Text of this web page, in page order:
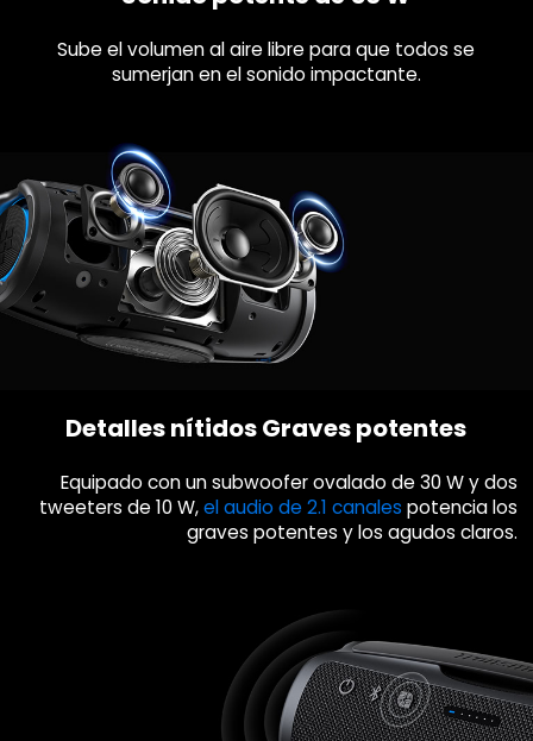
Sube el volumen al aire libre para que todos se
sumerjan en el sonido impactante.
Detalles nítidosGraves potentes
Equipado con un subwoofer ovalado de 30 W y dos
tweeters de 10 W,el audio de 2.1 canales potencialos
graves potentes y los agudos claros.